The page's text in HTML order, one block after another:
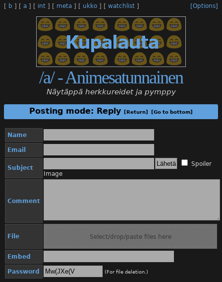
[ b ] [ a ] [ int ] [ meta ] [ ukko ] [Options]
[ watchlist ]
/a/ - Animesatunnainen
Näytäppä herkkureidet ja pymppy
Posting mode: Reply [Return] [Go to bottom]
Name
Email
Subject
Spoiler
Image
Comment
File Select/drop/paste files here
Embed
Password (For file deletion.)